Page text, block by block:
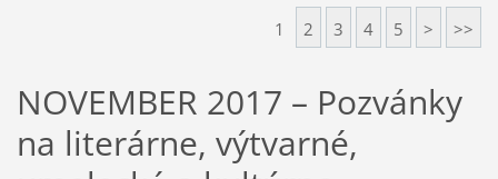
1 2 3 4 5 > >>
NOVEMBER 2017 – Pozvánky
na literárne, výtvarné,